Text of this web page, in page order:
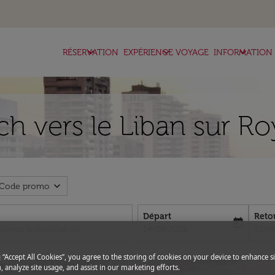
RÉSERVATION
keyboard_arrow_down EXPÉRIENCE VOYAGE
keyboard_arrow_down INFORMATION
keyboard_arrow_down
vers le Liban sur
promo expand_more
Départ
today
fc-
“Accept All Cookies”, you agree to the storing of cookies on your device to enhance
analyze site usage, and assist in our marketing efforts.